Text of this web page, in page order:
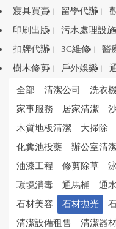
寢具買賣
留學代辦
印刷出版
污水處理設施
扣牌代辦
3C維修 醫
樹木修剪
戶外娛樂
全部 清潔公司 洗衣
家事服務
居家清潔
木質地板清潔
大掃除
化糞池投藥
辦公室清
油漆工程
修剪除草
環境消毒
通馬桶 通
石材美容
石材拋光
清潔設備租售
清潔器